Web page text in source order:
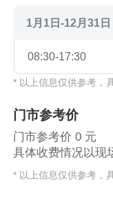
1月1日-12月31日
08:30-17:30
* 以上信息仅供参考，
门市参考价
门市参考价 0 元
具体收费情况以现
* 以上信息仅供参考，